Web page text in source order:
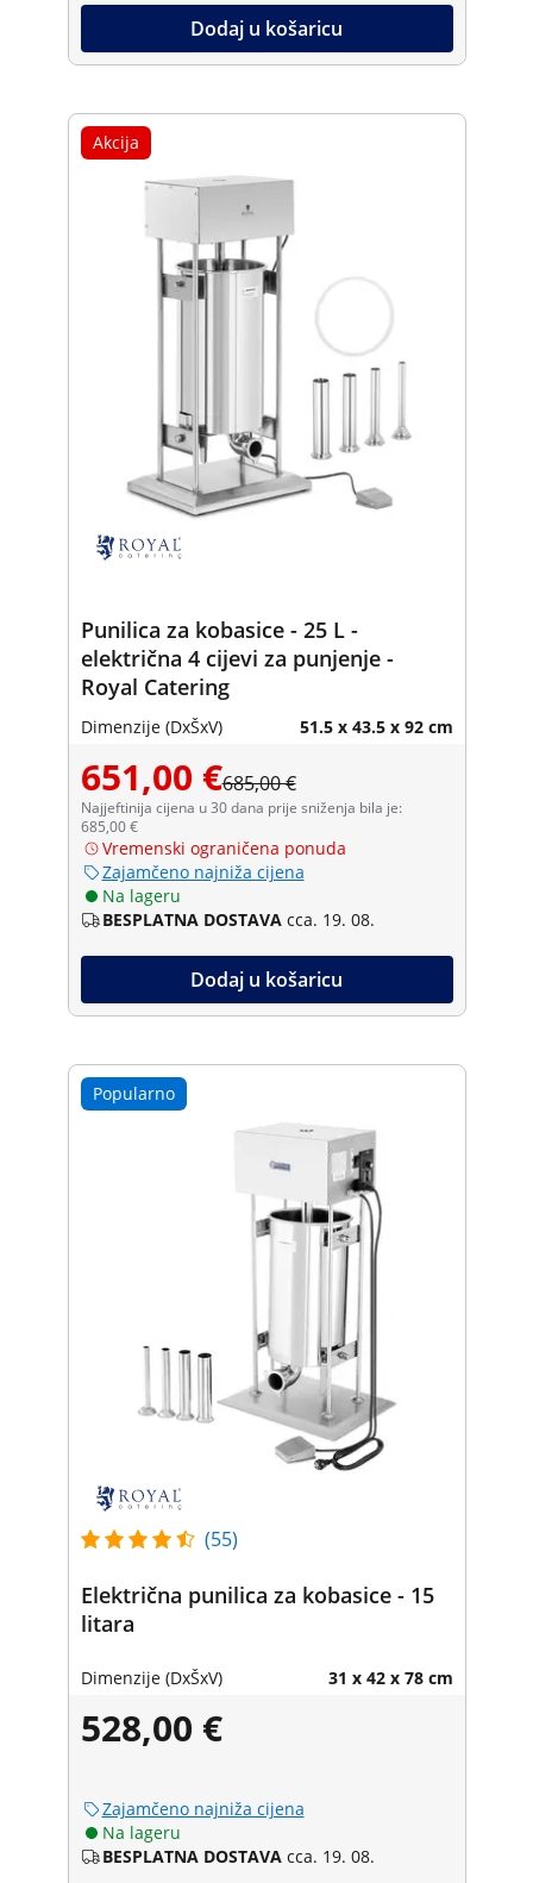
Dodaj u košaricu
Akcija
Punilica za kobasice - 25 L -
električna 4 cijevi za punjenje -
Royal Catering
Dimenzije (DxŠxV) 51.5 x 43.5 x 92 cm
651,00 €685,00 €
Najjeftinija cijena u 30 dana prije sniženja bila je:
685,00 €
Vremenski ograničena ponuda
Zajamčeno najniža cijena
Na lageru
BESPLATNA DOSTAVA cca. 19. 08.
Dodaj u košaricu
Popularno
(55)
Električna punilica za kobasice - 15
litara
Dimenzije (DxŠxV) 31 x 42 x 78 cm
528,00 €
Zajamčeno najniža cijena
Na lageru
BESPLATNA DOSTAVA cca. 19. 08.